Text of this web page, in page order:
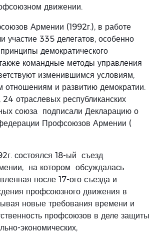
движении.
Армении (1992г.), в работе
участие 335 делегатов, особенно
демократического
командные методы управления
изменившимся условиям,
отношениям и развитию демократии.
24 отраслевых республиканских
союза подписали Декларацию о
Профсоюзов Армении (
состоялся 18-ый съезд
на котором обсуждалась
после 17-ого съезда и
профсоюзного движения в
новые требования времени и
профсоюзов в деле защиты
экономических,